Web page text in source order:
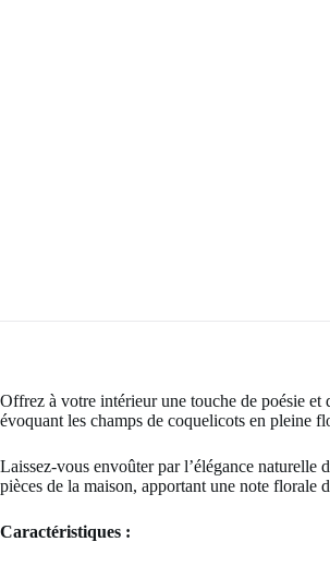
Offrez à votre intérieur une touche de poésie
évoquant les champs de coquelicots en pleine
Laissez-vous envoûter par l’élégance naturelle
pièces de la maison, apportant une note florale
Caractéristiques :